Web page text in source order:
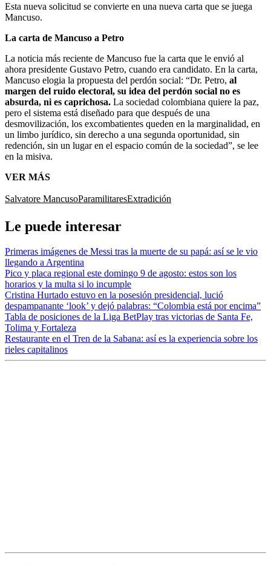
Esta nueva solicitud se convierte en una nueva carta que se juega
Mancuso.
La carta de Mancuso a Petro
La noticia más reciente de Mancuso fue la carta que le envió al
ahora presidente Gustavo Petro, cuando era candidato. En la carta,
Mancuso elogia la propuesta del perdón social: “Dr. Petro, al
margen del ruido electoral, su idea del perdón social no es
absurda, ni es caprichosa. La sociedad colombiana quiere la paz,
pero el sistema está diseñado para que después de una
desmovilización, los excombatientes queden en la marginalidad, en
un limbo jurídico, sin derecho a una segunda oportunidad, sin
redención, sin un lugar en el espacio común de la sociedad”, se lee
en la misiva.
VER MÁS
Salvatore MancusoParamilitaresExtradición
Le puede interesar
Primeras imágenes de Messi tras la muerte de su papá: así se le vio
llegando a Argentina
Pico y placa regional este domingo 9 de agosto: estos son los
horarios y la multa si lo incumple
Cristina Hurtado estuvo en la posesión presidencial, lució
despampanante ‘look’ y dejó palabras: “Colombia está por encima”
Tabla de posiciones de la Liga BetPlay tras victorias de Santa Fe,
Tolima y Fortaleza
Restaurante en el Tren de la Sabana: así es la experiencia sobre los
rieles capitalinos